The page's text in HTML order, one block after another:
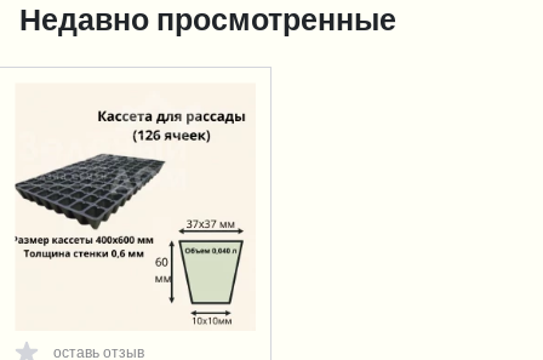
Недавно просмотренные
оставь отзыв